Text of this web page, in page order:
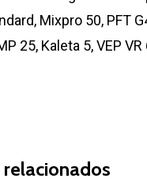
Mixpro 50, PFT
25, Kaleta 5, VEP VR